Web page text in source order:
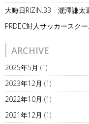
大晦日RIZIN.33 瀧澤謙太
PRDEC対人サッカースク
ARCHIVE
2025年5月 (1)
2023年12月 (1)
2022年10月 (1)
2021年12月 (1)